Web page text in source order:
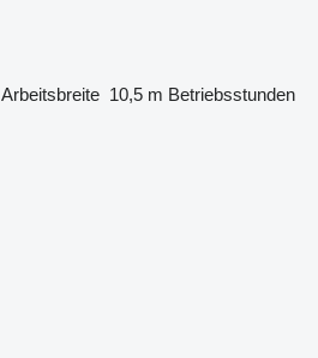
Arbeitsbreite 10,5 m Betriebsstunden